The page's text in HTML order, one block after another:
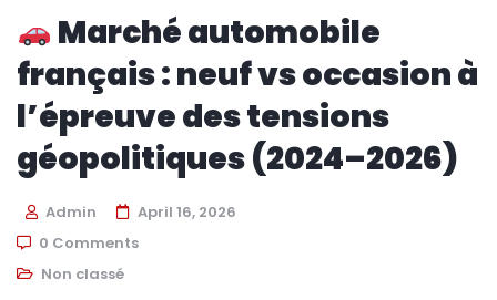
Marché automobile
français : neuf vs occasion à
l’épreuve des tensions
géopolitiques (2024–2026)
Admin
April 16, 2026
0 Comments
Non classé